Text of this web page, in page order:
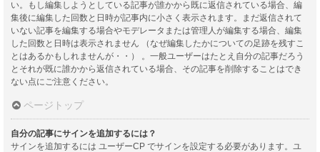
い。もし編集しようとしている記事が誰かから既に返信されている場合、編
集後に編集した回数と日時が記事内に小さく表示されます。まだ返信されて
いない記事を編集する場合やモデレータまたは管理人が編集する場合、編集
した回数と日時は表示されません （なぜ編集したかについての足跡を残すこ
とはあるかもしれませんが・・） 。一般ユーザーはたとえ自分の記事だろう
とそれが既に誰かから返信されている場合、その記事を削除することはでき
ない点にご注意ください。
ページトップ
自分の記事にサインを追加するには？
サインを追加するには ユーザーCP でサインを設定する必要があります。ユ